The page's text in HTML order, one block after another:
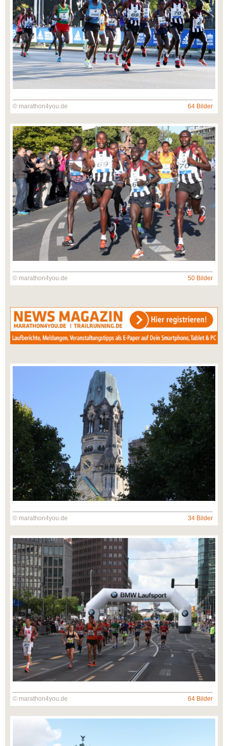
© marathon4you.de 64 Bilder
© marathon4you.de 50 Bilder
© marathon4you.de 34 Bilder
© marathon4you.de 64 Bilder